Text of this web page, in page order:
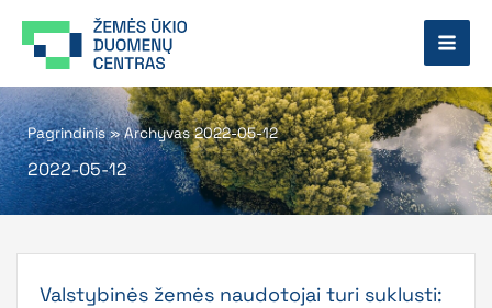
prie
Pagrindinis»Archyvas 2022-05-12
2022-05-12
Valstybinės žemės naudotojai turi suklusti: